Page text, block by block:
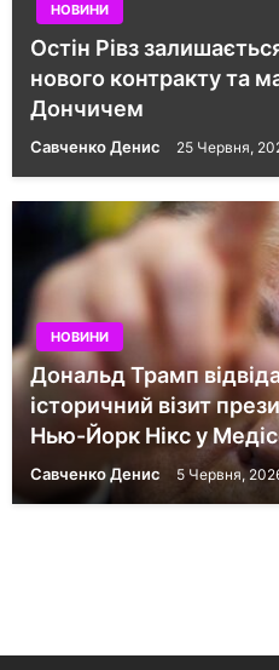
НОВИНИ
Остін Рівз
нового контракту та
Дончичем
Савченко Денис 25 Червня,
НОВИНИ
Дональд Трамп
історичний візит
Нью-Йорк Нікс у
Савченко Денис 5 Червня,